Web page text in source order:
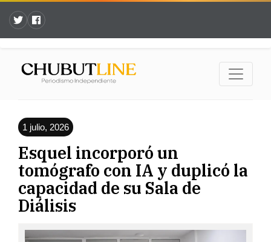
1 julio, 2026
Esquel incorporó un
tomógrafo con IA y duplicó la
capacidad de su Sala de
Diálisis